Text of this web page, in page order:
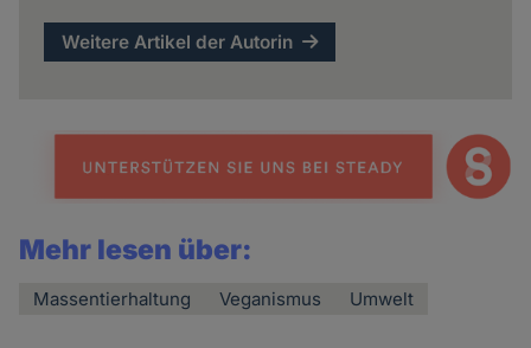
Weitere Artikel der Autorin
Mehr lesen über:
Massentierhaltung Veganismus Umwelt